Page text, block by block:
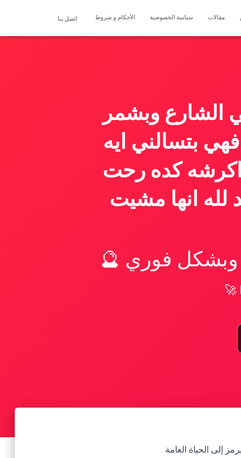
مقالات سياسة الخصوصية الأحكام و شروط اتصل بنا
الشارع وبشمر
بتسالني ايه
كده رحت
انها مشيت
وبشكل فوري 🔮
إلى الحياة العامة